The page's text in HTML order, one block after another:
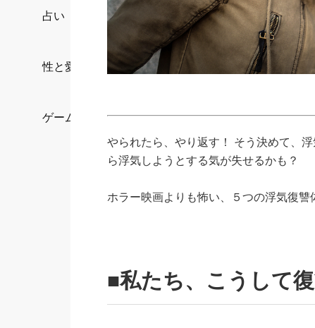
占い
性と愛
ゲーム
やられたら、やり返す！ そう決めて、
ら浮気しようとする気が失せるかも？
ホラー映画よりも怖い、５つの浮気復讐
■私たち、こうして